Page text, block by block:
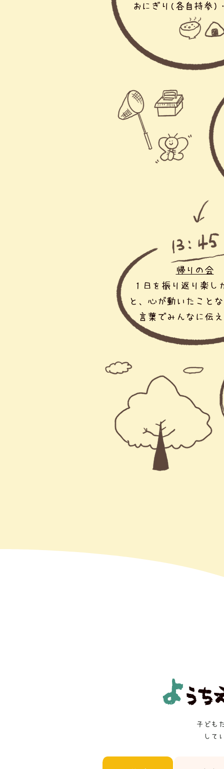
おにぎり(各自持参)
帰りの会
１日を振り返り楽し
と、心が動いたこと
言葉でみんなに伝
よう
子ども
して